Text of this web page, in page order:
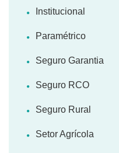
Institucional
Paramétrico
Seguro Garantia
Seguro RCO
Seguro Rural
Setor Agrícola